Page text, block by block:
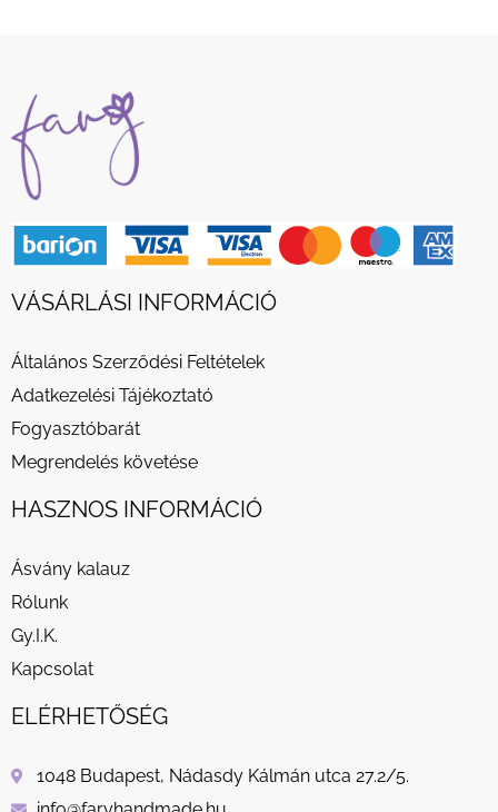
VÁSÁRLÁSI INFORMÁCIÓ
Általános Szerződési Feltételek
Adatkezelési Tájékoztató
Fogyasztóbarát
Megrendelés követése
HASZNOS INFORMÁCIÓ
Ásvány kalauz
Rólunk
Gy.I.K.
Kapcsolat
ELÉRHETŐSÉG
1048 Budapest, Nádasdy Kálmán utca 27.2/5.